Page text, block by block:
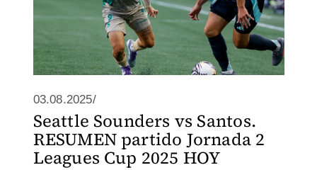
03.08.2025/
Seattle Sounders vs Santos.
RESUMEN partido Jornada 2
Leagues Cup 2025 HOY